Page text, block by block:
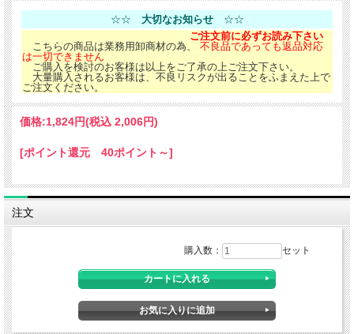
☆☆ 大切なお知らせ☆☆
ご注文前に必ずお読み下さい
こちらの商品は業務用卸商材の為、
不良品であっても返品対応
は一切できません
ご購入を検討のお客様は以上をご了承の上ご注文下さい。
大量購入されるお客様は、不良リスクが出ることをふまえた上で
ご注文ください。
価格:1,824円(税込 2,006円)
[ポイント還元 40ポイント～]
注文
購入数： セット